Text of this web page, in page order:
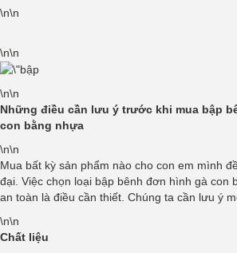
\n\n
\n\n
\n\n
Những điều cần lưu ý trước khi mua bập
con bằng nhựa
\n\n
Mua bất kỳ sản phẩm nào cho con em mình
đại. Việc chọn loại bập bênh đơn hình gà con
an toàn là điều cần thiết. Chúng ta cần lưu ý
\n\n
Chất liệu